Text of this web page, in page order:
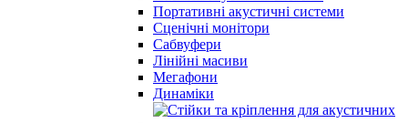
Портативні акустичні системи
Сценічні монітори
Сабвуфери
Лінійні масиви
Мегафони
Динаміки